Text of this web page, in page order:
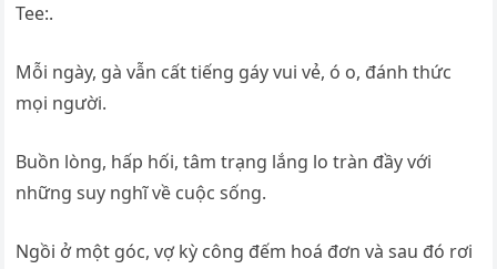
Tee:.
Mỗi ngày, gà vẫn cất tiếng gáy vui vẻ, ó o, đánh thức
mọi người.
Buồn lòng, hấp hối, tâm trạng lắng lo tràn đầy với
những suy nghĩ về cuộc sống.
Ngồi ở một góc, vợ kỳ công đếm hoá đơn và sau đó rơi